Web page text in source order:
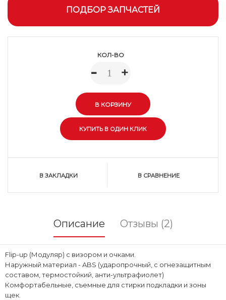
ПОДБОР ЗАПЧАСТЕЙ
КОЛ-ВО
- +
В ЗАКЛАДКИ В СРАВНЕНИЕ
Описание Отзывы (2)
Flip-up (Модуляр) с визором и очками.
Наружный материал - ABS (ударопрочный, с огнезащитным
составом, термостойкий, анти-ультрафиолет)
Комфортабельные, съемные для стирки подкладки и зоны
щек.